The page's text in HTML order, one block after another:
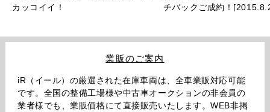
カッコイイ！
チバックご成約！
業販のご案内
iR（イール）の厳選された在庫車両は、全車業販対応可能
です。全国の整備工場様や中古車オークションの非会員の
業者様でも、業販価格にて直接販売いたします。WEB非掲